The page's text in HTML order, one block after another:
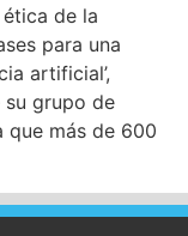
de la
para una
artificial’,
su grupo de
que más de 600